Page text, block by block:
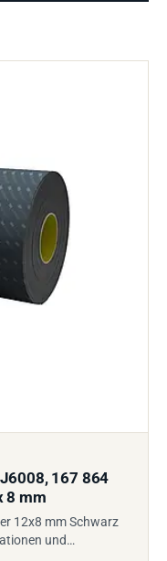
167 864
8 mm
12x8 mm Schwarz
und…